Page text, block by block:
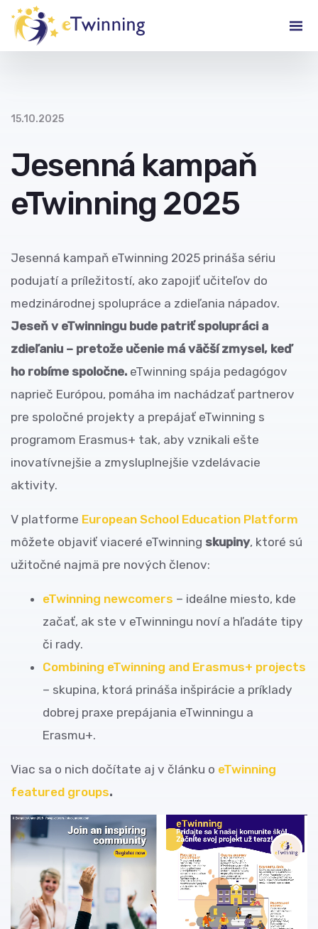
15.10.2025
Jesenná kampaň
eTwinning 2025
Jesenná kampaň eTwinning 2025 prináša sériu
podujatí a príležitostí, ako zapojiť učiteľov do
medzinárodnej spolupráce a zdieľania nápadov.
Jeseň v eTwinningu bude patriť spolupráci a
zdieľaniu – pretože učenie má väčší zmysel, keď
ho robíme spoločne. eTwinning spája pedagógov
naprieč Európou, pomáha im nachádzať partnerov
pre spoločné projekty a prepájať eTwinning s
programom Erasmus+ tak, aby vznikali ešte
inovatívnejšie a zmysluplnejšie vzdelávacie
aktivity.
V platforme European School Education Platform
môžete objaviť viaceré eTwinning skupiny, ktoré sú
užitočné najmä pre nových členov:
eTwinning newcomers – ideálne miesto, kde
začať, ak ste v eTwinningu noví a hľadáte tipy
či rady.
Combining eTwinning and Erasmus+ projects
– skupina, ktorá prináša inšpirácie a príklady
dobrej praxe prepájania eTwinningu a
Erasmu+.
Viac sa o nich dočítate aj v článku o eTwinning
featured groups.